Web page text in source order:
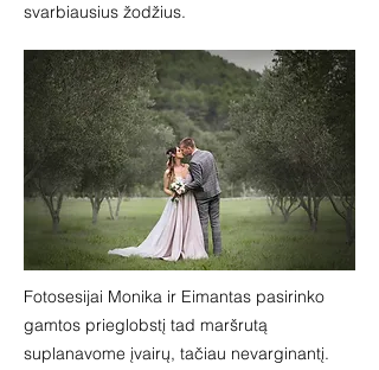
svarbiausius žodžius.
Fotosesijai Monika ir Eimantas pasirinko
gamtos prieglobstį tad maršrutą
suplanavome įvairų, tačiau nevarginantį.